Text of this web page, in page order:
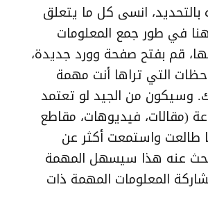
انسى كل ما يتعلق
في طور جمع المعلومات
قم بفتح صفحة وورد جديدة،
التي تراها أنت مهمة
وسيكون من الجيد لو تعتمد
(مقالات، فيديوهات، مقاطع
طالعت واستمعت أكثر عن
عنه هذا سيسهل المهمة
المعلومات المهمة ذات